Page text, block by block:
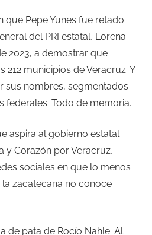
que Pepe Yunes fue retado
del PRI estatal, Lorena
2023, a demostrar que
municipios de Veracruz. Y
sus nombres, segmentados
federales. Todo de memoria.
aspira al gobierno estatal
y Corazón por Veracruz,
sociales en que lo menos
zacatecana no conoce
de pata de Rocío Nahle. Al